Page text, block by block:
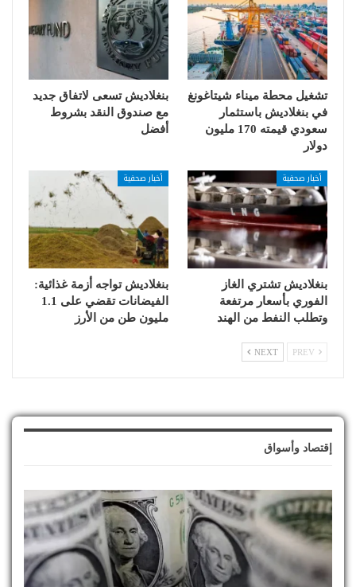
تشغيل محطة ميناء شيتاغونغ
في بنغلاديش باستثمار
سعودي قيمته 170 مليون
دولار
بنغلاديش تسعى لاتفاق جديد
مع صندوق النقد بشروط
أفضل
أخبار صحفية
بنغلاديش تشتري الغاز
الفوري بأسعار مرتفعة
وتطلب النفط من الهند
أخبار صحفية
بنغلاديش تواجه أزمة غذائية:
الفيضانات تقضي على 1.1
مليون طن من الأرز
NEXT
إقتصاد وأسواق